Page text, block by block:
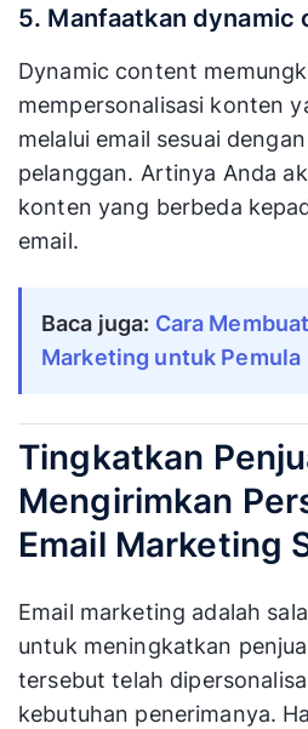
5. Manfaatkan dynamic
Dynamic content
mempersonalisasi konten
melalui email sesuai
pelanggan. Artinya Anda
konten yang berbeda
email.
Baca juga: Cara
Marketing untuk Pemula
Tingkatkan
Mengirimkan
Email Marketing
Email marketing adalah
untuk meningkatkan
tersebut telah
kebutuhan penerimanya.